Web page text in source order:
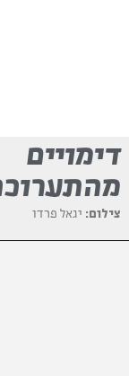
דימויים
צילום: יגאל פרדו